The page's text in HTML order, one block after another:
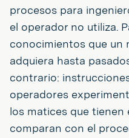
procesos para
el operador no utiliza.
conocimientos que un
adquiera hasta
contrario:
operadores
los matices que tienen
comparan con el